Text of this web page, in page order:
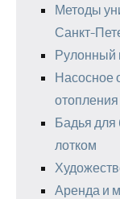
Методы
Санкт-
Рулонный
Насосное
Бадья
лотком
Аренда и